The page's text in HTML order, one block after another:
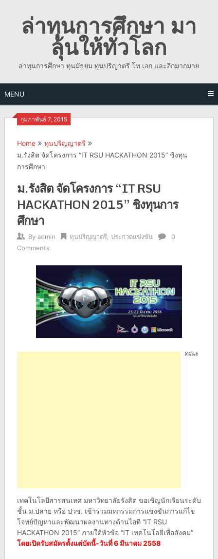
contentล่าทุนการศึกษา มา
ลุ้นให้ทั่วโลก
ล่าทุนการศึกษา ทุนมัธยม ทุนปริญาตรี โท เอก และอีกมากมาย
MENU
กุมภาพันธ์ 7, 2015
Home
ทุนปริญญาตรี
ม.รังสิต จัดโครงการ “IT RSU HACKATHON 2015” ชิงทุน
การศึกษา
ม.รังสิต จัดโครงการ “IT RSU
HACKATHON 2015” ชิงทุนการ
ศึกษา
By admin ทุนปริญญาตรี, ประกวดแข่งขัน
0
Comments
คณะ
เทคโนโลยีสารสนเทศ มหาวิทยาลัยรังสิต ขอเชิญนักเรียนระดับ
ชั้น ม.ปลาย หรือ ปวช. เข้าร่วมมหกรรมการแข่งขันการแก้ไข
โจทย์ปัญหาและพัฒนาผลงานทางด้านไอที “IT RSU
HACKATHON 2015” ภายใต้หัวข้อ “IT เทคโนโลยีเพื่อสังคม”
โดยเปิดรับสมัครตั้งแต่บัดนี้-วันที่ 6 มีนาคม 2558